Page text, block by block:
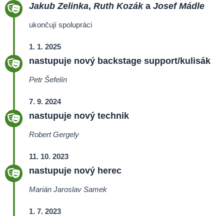
Jakub Zelinka, Ruth Kozáka Josef Mádle
ukončují spolupráci
1. 1. 2025
nastupuje nový backstage support/kulisák
Petr Šefelín
7. 9. 2024
nastupuje nový technik
Robert Gergely
11. 10. 2023
nastupuje nový herec
Marián Jaroslav Samek
1. 7. 2023